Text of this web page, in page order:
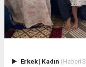
Erkek| Kadın (Haberi